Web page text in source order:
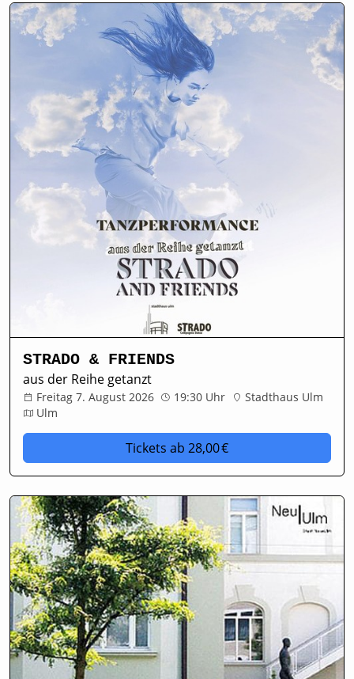
STRADO & FRIENDS
aus der Reihe getanzt
Freitag 7. August 2026 19:30 Uhr
Stadthaus Ulm
Ulm
Tickets ab 28,00 €